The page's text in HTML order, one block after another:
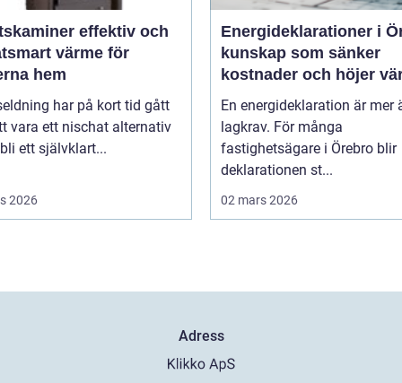
effektiv och
värme för
hem
har på kort tid gått
vara ett nischat alternativ
ett självklart...
2026
Energideklarationer i
kunskap som sänker
kostnader och höjer
En energideklaration är mer
lagkrav. För många
fastighetsägare i Örebro blir
deklarationen st...
02 mars 2026
Adress